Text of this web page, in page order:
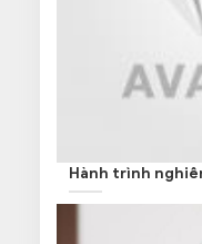
Hành trình